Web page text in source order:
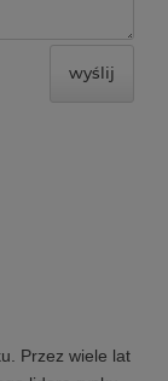
wyślij
Przez wiele lat